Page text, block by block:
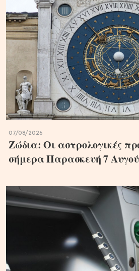
07/08/2026
Ζώδια: Οι αστρολογικές
σήμερα Παρασκευή 7